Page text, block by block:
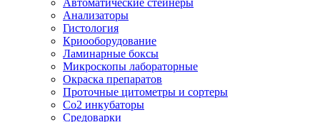
Автоматические стейнеры
Анализаторы
Гистология
Криооборудование
Ламинарные боксы
Микроскопы лабораторные
Окраска препаратов
Проточные цитометры и сортеры
Со2 инкубаторы
Средоварки